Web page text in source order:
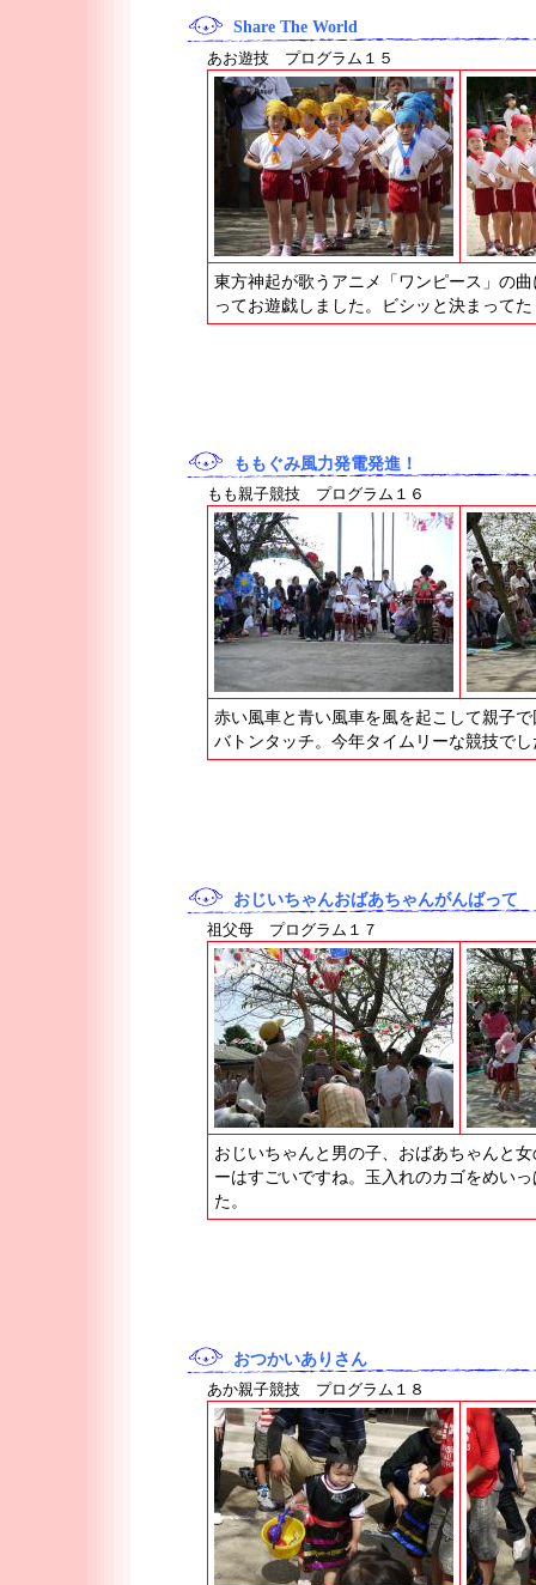
Share The World
あお遊技 プログラム１５
東方神起が歌うアニメ「ワンピース」の
ってお遊戯しました。ビシッと決まって
ももぐみ風力発電発進！
もも親子競技 プログラム１６
赤い風車と青い風車を風を起こして親子
バトンタッチ。今年タイムリーな競技でし
おじいちゃんおばあちゃんがんばって
祖父母 プログラム１７
おじいちゃんと男の子、おばあちゃんと
ーはすごいですね。玉入れのカゴをめい
た。
おつかいありさん
あか親子競技 プログラム１８